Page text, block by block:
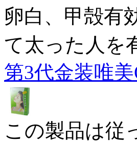
卵白、甲殻有
て太った人を
第3代金装唯
この製品は従